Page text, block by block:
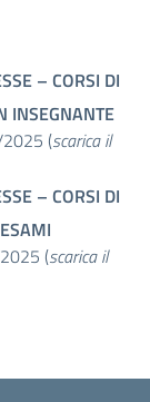
– CORSI DI
INSEGNANTE
(scarica il
– CORSI DI
(scarica il